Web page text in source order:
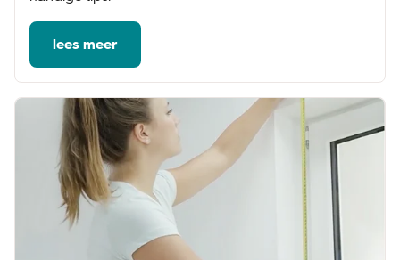
lees meer